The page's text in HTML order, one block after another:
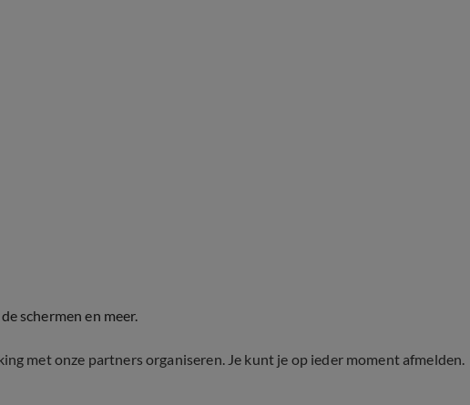
schermen en meer.
met onze partners organiseren. Je kunt je op ieder moment afmelden.